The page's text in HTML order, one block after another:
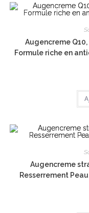
Augencreme Q10,
Formule riche en
Augencreme
Resserrement